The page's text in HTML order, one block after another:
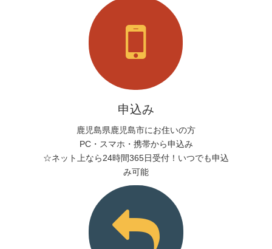
申込み
鹿児島県鹿児島市にお住いの方
PC・スマホ・携帯から申込み
☆ネット上なら24時間365日受付！いつでも申込
み可能